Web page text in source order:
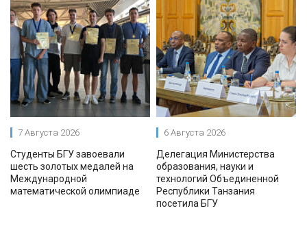
7 Августа 2026
Студенты БГУ завоевали
шесть золотых медалей на
Международной
математической олимпиаде
6 Августа 2026
Делегация Министерства
образования, науки и
технологий Объединенной
Республики Танзания
посетила БГУ